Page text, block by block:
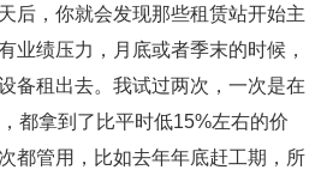
后，你就会发现那些租赁站开始主
业绩压力，月底或者季末的时候，
备租出去。我试过两次，一次是在
都拿到了比平时低15%左右的价
都管用，比如去年年底赶工期，所